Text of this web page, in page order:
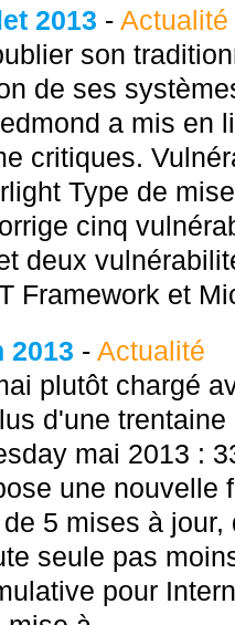
2013 - Actualité
son
de ses
a mis en
critiques.
Type de
cinq
deux
Framework et
2013 - Actualité
plutôt chargé
d'une
mai 2013 :
une nouvelle
5 mises à
seule pas
pour